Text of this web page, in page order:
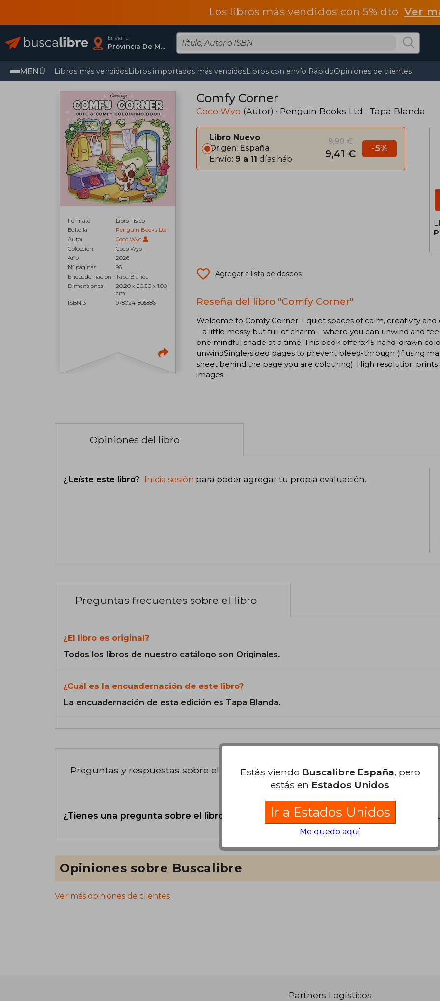
Los libros más vendidos con 5% dtoVer
Enviar a
Provincia De Madrid
MENÚ Libros más vendidosLibros importados más vendidosLibros con envío RápidoOpiniones de clientes
Formato
Libro Físico
Editorial
Penguin Books Ltd
Autor
Coco Wyo
Colección
Coco Wyo
Año
2026
N° páginas
96
Encuadernación
Tapa Blanda
Dimensiones
20.20 x 20.20 x 1.00
cm
ISBN13
9780241805886
Comfy Corner
Coco Wyo (Autor) · Penguin Books Ltd · Tapa Blanda
Libro Nuevo
Origen: España
Envío: 9 a 11 días háb.
9,90 €
9,41 € -5%
Agregar a lista de deseos
Reseña del libro "Comfy Corner"
Welcome to Comfy Corner – quiet spaces of calm, creativity
– a little messy but full of charm – where you can unwind and
one mindful shade at a time. This book offers:45 hand-drawn
unwindSingle-sided pages to prevent bleed-through (if using
sheet behind the page you are colouring). High resolution
images.
Opiniones del libro
¿Leíste este libro? Inicia sesión para poder agregar tu propia evaluación.
Preguntas frecuentes sobre el libro
¿El libro es original?
Todos los libros de nuestro catálogo son Originales.
¿Cuál es la encuadernación de este libro?
La encuadernación de esta edición es Tapa Blanda.
Preguntas y respuestas sobre el libro
¿Tienes una pregunta sobre el libro? Inicia sesiónpara poder agregar tu propia
Opiniones sobre Buscalibre
Ver más opiniones de clientes
Partners Logísticos
Estás viendo Buscalibre España, pero
estás en Estados Unidos
Ir a Estados Unidos
Me quedo aquí